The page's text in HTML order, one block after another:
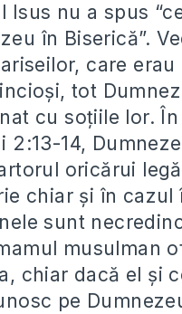
Isus nu a spus
în Biserică”.
care erau
tot
cu soţiile lor. În
2:13-14,
oricărui
chiar şi în cazul
sunt
musulman
chiar dacă el şi
pe